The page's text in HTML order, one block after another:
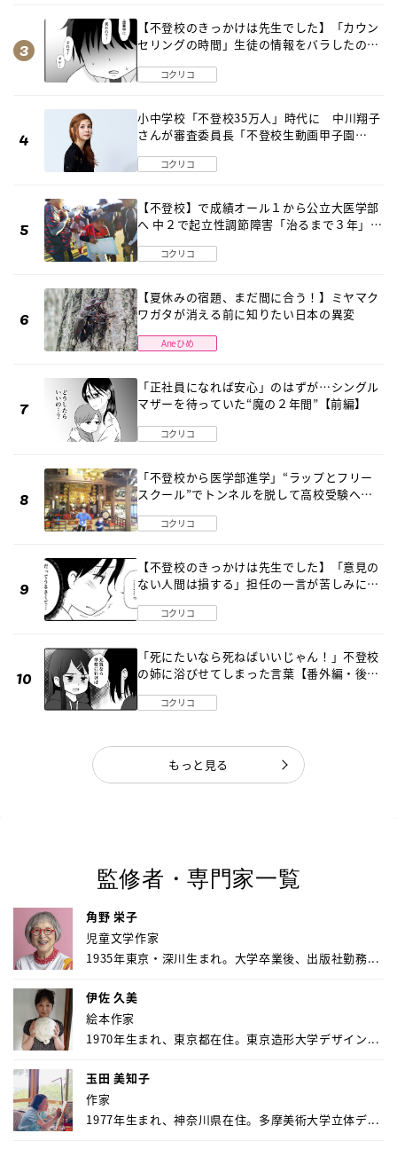
【不登校のきっかけは先生でした】「カウン
セリングの時間」生徒の情報をバラしたの
コクリコ
小中学校「不登校35万人」時代に 中川翔子
さんが審査委員長「不登校生動画甲子園
コクリコ
【不登校】で成績オール１から公立大医学部
へ 中２で起立性調節障害「治るまで３年」の
コクリコ
【夏休みの宿題、まだ間に合う！】ミヤマク
ワガタが消える前に知りたい日本の異変
Aneひめ
「正社員になれば安心」のはずが…シングル
マザーを待っていた“魔の２年間”【前編】
コクリコ
「不登校から医学部進学」“ラップとフリー
スクール”でトンネルを脱して高校受験へ
コクリコ
【不登校のきっかけは先生でした】「意見の
ない人間は損する」担任の一言が苦しみに…
コクリコ
「死にたいなら死ねばいいじゃん！」不登校
の姉に浴びせてしまった言葉【番外編・後
コクリコ
もっと見る
監修者・専門家一覧
角野 栄子
児童文学作家
1935年東京・深川生まれ。大学卒業後、出版社勤務...
伊佐 久美
絵本作家
1970年生まれ、東京都在住。東京造形大学デザイン...
玉田 美知子
作家
1977年生まれ、神奈川県在住。多摩美術大学立体デ...